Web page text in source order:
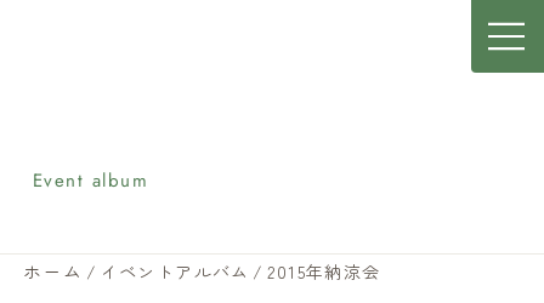
Event album
ホーム / イベントアルバム / 2015年納涼会